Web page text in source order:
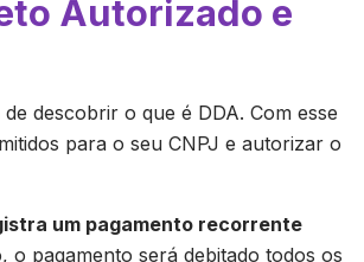
Autorizado e
descobrir o que é DDA. Com esse
para o seu CNPJ e autorizar o
um pagamento recorrente
o pagamento será debitado todos os